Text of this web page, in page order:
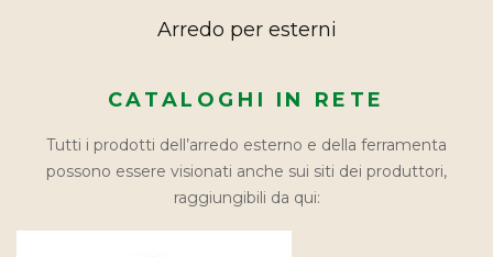
Arredo per esterni
CATALOGHI IN RETE
Tutti i prodotti dell’arredo esterno e della ferramenta
possono essere visionati anche sui siti dei produttori,
raggiungibili da qui: